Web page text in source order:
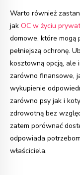
Warto również
jak OC w życiu
domowe, które mogą
pełniejszą ochronę.
kosztowną opcją, ale
zarówno finansowe,
wykupienie
zarówno psy jak i
zdrowotną bez
zatem porównać
odpowiada
właściciela.